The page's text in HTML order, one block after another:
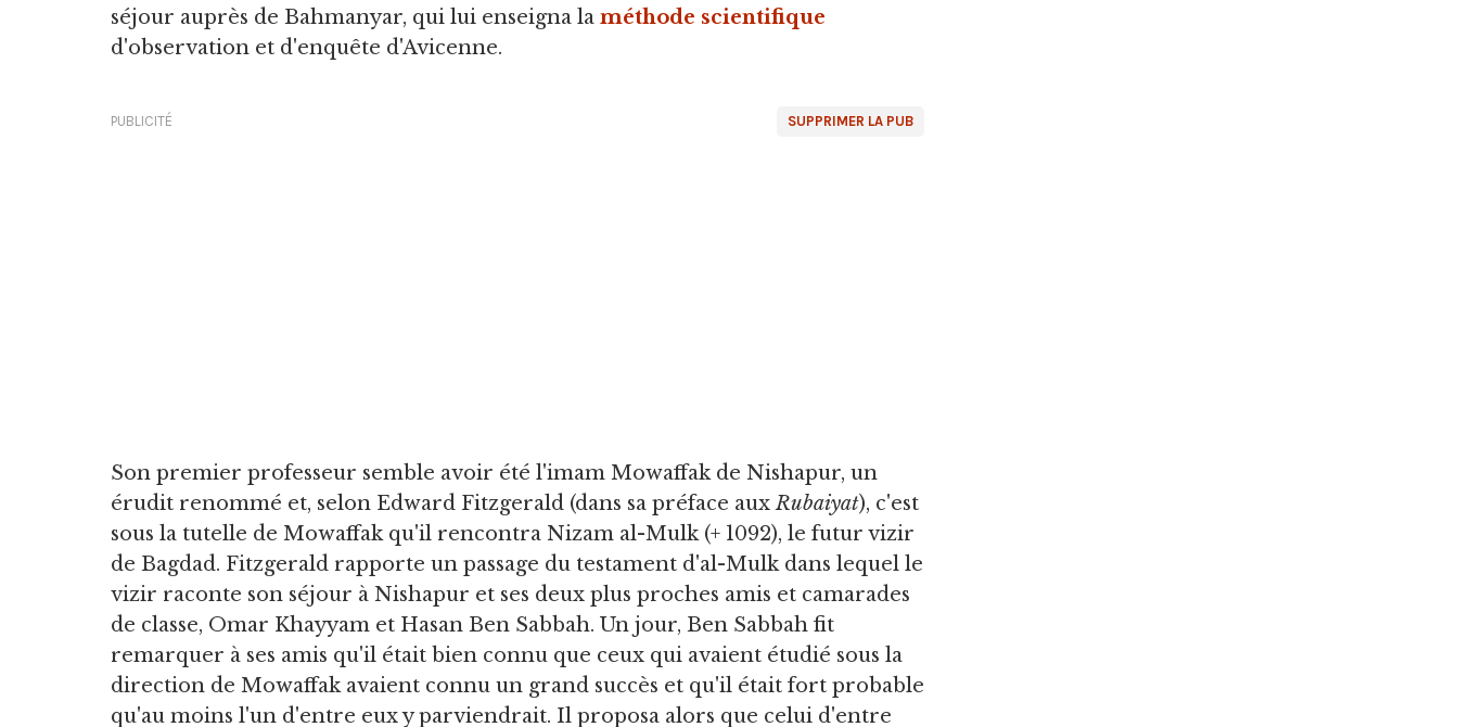
séjour auprès de Bahmanyar, qui lui enseigna la méthode scientifique
d'observation et d'enquête d'Avicenne.
SUPPRIMER LA PUB
PUBLICITÉ
Son premier professeur semble avoir été l'imam Mowaffak de Nishapur, un
érudit renommé et, selon Edward Fitzgerald (dans sa préface auxRubaiyat), c'est
sous la tutelle de Mowaffak qu'il rencontra Nizam al-Mulk (+ 1092), le futur vizir
de Bagdad. Fitzgerald rapporte un passage du testament d'al-Mulk dans lequel le
vizir raconte son séjour à Nishapur et ses deux plus proches amis et camarades
de classe, Omar Khayyam et Hasan Ben Sabbah. Un jour, Ben Sabbah fit
remarquer à ses amis qu'il était bien connu que ceux qui avaient étudié sous la
direction de Mowaffak avaient connu un grand succès et qu'il était fort probable
qu'au moins l'un d'entre eux y parviendrait. Il proposa alors que celui d'entre